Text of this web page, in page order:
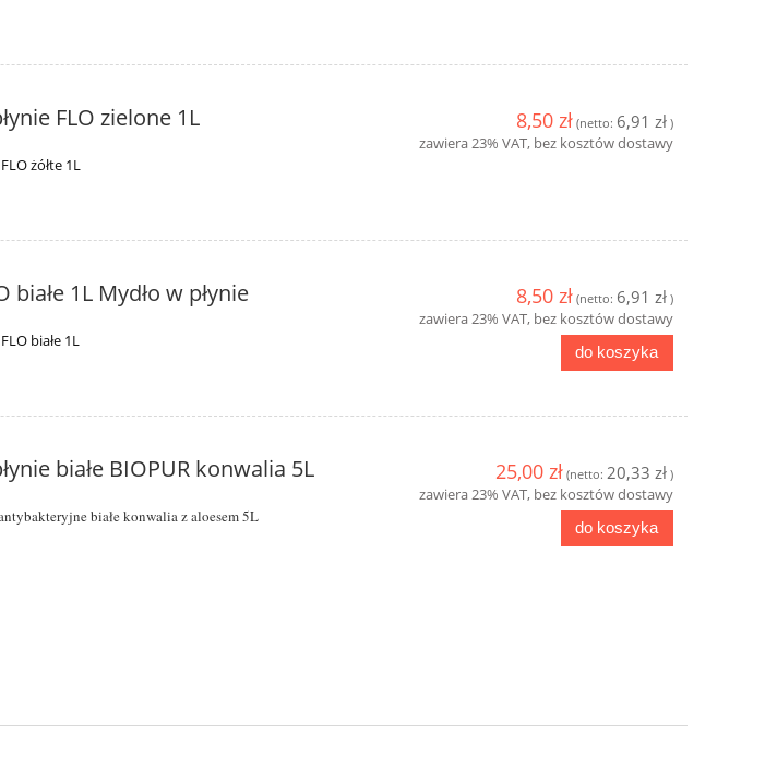
FLO zielone 1L
żółte 1L
8,50 zł (netto: 6,91 zł)
zawiera 23% VAT, bez kosztów dostawy
białe 1L Mydło w płynie
białe 1L
8,50 zł (netto: 6,91 zł)
zawiera 23% VAT, bez kosztów dostawy
do koszyka
białe BIOPUR konwalia 5L
białe konwalia z aloesem 5L
25,00 zł (netto: 20,33 zł)
zawiera 23% VAT, bez kosztów dostawy
do koszyka